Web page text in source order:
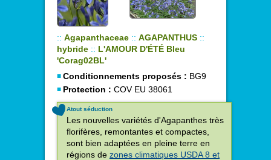
:: Agapanthaceae :: AGAPANTHUS ::
hybride :: L'AMOUR D'ÉTÉ Bleu
'Corag02BL'
Conditionnements proposés : BG9
Protection : COV EU 38061
Atout séduction
Les nouvelles variétés d'Agapanthes très
florifères, remontantes et compactes,
sont bien adaptées en pleine terre en
régions de zones climatiques USDA 8 et